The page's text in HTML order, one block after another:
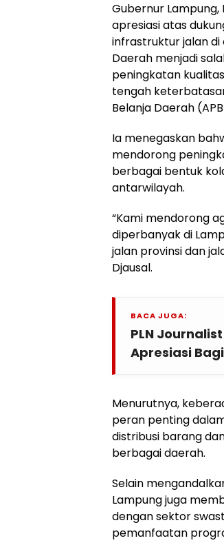
Gubernur
apresiasi atas
infrastruktur jalan di
Daerah menjadi
peningkatan
tengah
Belanja Daerah
Ia menegaskan
mendorong
berbagai bentuk
antarwilayah.
“Kami mendorong
diperbanyak di
jalan provinsi dan
Djausal.
BACA JUGA:
PLN
Apresiasi
Menurutnya,
peran penting
distribusi barang
berbagai daerah.
Selain
Lampung juga
dengan sektor
pemanfaatan